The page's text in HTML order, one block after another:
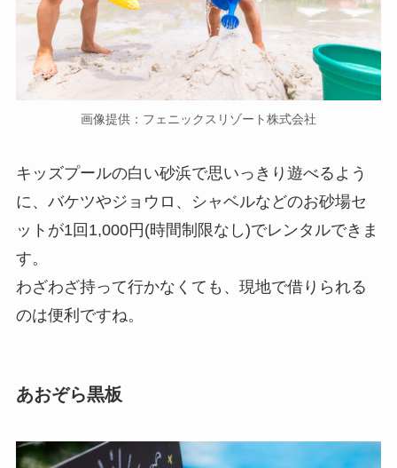
画像提供：フェニックスリゾート株式会社
キッズプールの白い砂浜で思いっきり遊べるよう
に、バケツやジョウロ、シャベルなどのお砂場セ
ットが1回1,000円(時間制限なし)でレンタルできま
す。
わざわざ持って行かなくても、現地で借りられる
のは便利ですね。
あおぞら黒板